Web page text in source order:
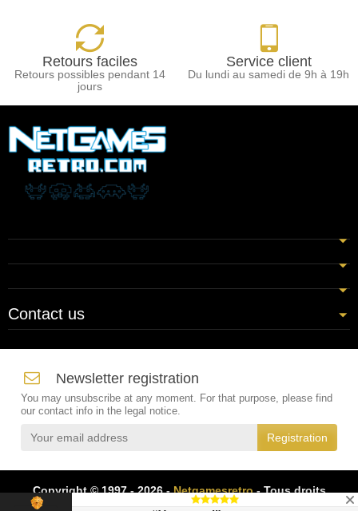
Retours faciles
Retours possibles pendant 14
jours
Service client
Du lundi au samedi de 9h à 19h
Contact us
Newsletter registration
You may unsubscribe at any moment. For that purpose, please find
our contact info in the legal notice.
Copyright © 1997 - 2026 -Netgamesretro- Tous droits
réservés